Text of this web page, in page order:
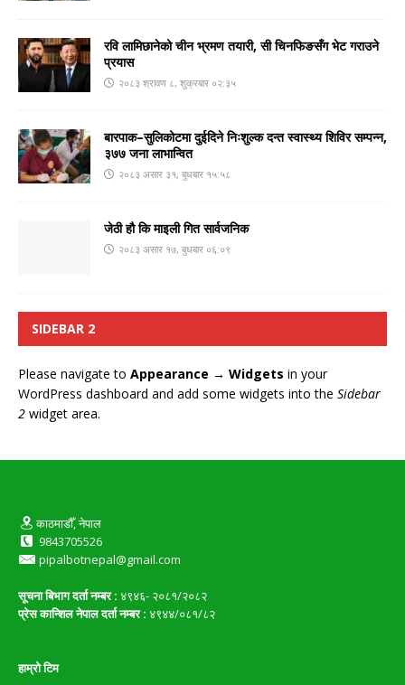
रवि लामिछानेको चीन भ्रमण तयारी, सी चिनफिङसँग भेट गराउने
प्रयास
२०८३ श्रावण ८, शुक्रबार ०२:३५
बारपाक–सुलिकोटमा दुईदिने निःशुल्क दन्त स्वास्थ्य शिविर सम्पन्न,
३७७ जना लाभान्वित
२०८३ असार ३१, बुधबार १५:५८
जेठी हौ कि माइली गित सार्वजनिक
२०८३ असार १७, बुधबार ०६:०९
SIDEBAR 2
Please navigate to Appearance → Widgets in your
WordPress dashboard and add some widgets into the Sidebar
2 widget area.
काठमाडौँ, नेपाल
9843705526
pipalbotnepal@gmail.com
सूचना बिभाग दर्ता नम्बर : ४९४६- २०८१/२०८२
प्रेस कान्शिल नेपाल दर्ता नम्बर : ४९४४/०८१/८२
हाम्रो टिम